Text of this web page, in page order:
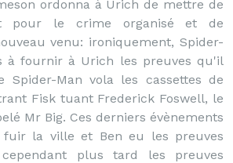
ordonna à Urich de mettre de
pour le crime organisé et de
venu: ironiquement, Spider-
à fournir à Urich les preuves qu'il
Spider-Man vola les cassettes de
Fisk tuant Frederick Foswell, le
Mr Big. Ces derniers évènements
fuir la ville et Ben eu les preuves
plus tard les preuves